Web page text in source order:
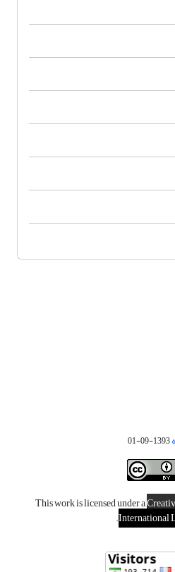
1393-09-01
This work is licensed under a
International
.